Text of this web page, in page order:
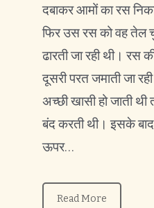
दबाकर आमों का रस
फिर उस रस को वह तेल
ढारती जा रही थी। रस
दूसरी परत जमाती जा
अच्छी खासी हो जाती थी
बंद करती थी। इसके
ऊपर…
Read More